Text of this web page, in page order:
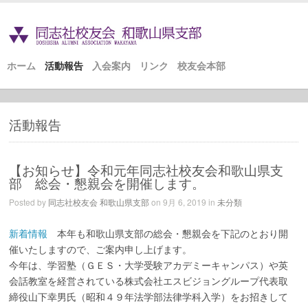
ホーム 活動報告 入会案内 リンク 校友会本部
活動報告
【お知らせ】令和元年同志社校友会和歌山県支
部 総会・懇親会を開催します。
Posted by 同志社校友会 和歌山県支部on 9月 6, 2019 in未分類
新着情報 本年も和歌山県支部の総会・懇親会を下記のとおり開
催いたしますので、ご案内申し上げます。
今年は、学習塾（ＧＥＳ・大学受験アカデミーキャンパス）や英
会話教室を経営されている株式会社エスビジョングループ代表取
締役山下幸男氏（昭和４９年法学部法律学科入学）をお招きして